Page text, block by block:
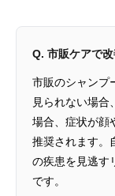
Q. 市販ケアで
市販のシャンプ
見られない場合
場合、症状が顔
推奨されます。
の疾患を見逃す
です。